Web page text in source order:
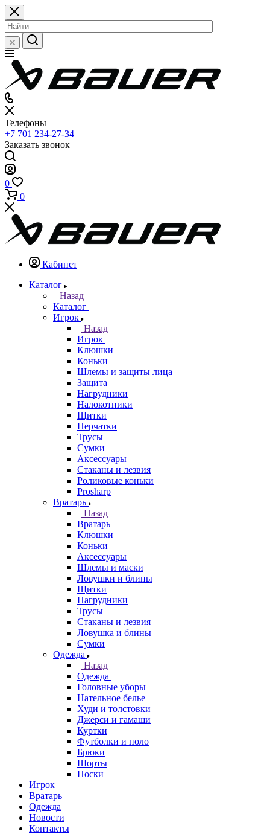
Телефоны
+7 701 234-27-34
Заказать звонок
0
0
Кабинет
Каталог
Назад
Каталог
Игрок
Назад
Игрок
Клюшки
Коньки
Шлемы и защиты лица
Защита
Нагрудники
Налокотники
Щитки
Перчатки
Трусы
Сумки
Аксессуары
Стаканы и лезвия
Роликовые коньки
Prosharp
Вратарь
Назад
Вратарь
Клюшки
Коньки
Аксессуары
Шлемы и маски
Ловушки и блины
Щитки
Нагрудники
Трусы
Стаканы и лезвия
Ловушка и блины
Сумки
Одежда
Назад
Одежда
Головные уборы
Нательное белье
Худи и толстовки
Джерси и гамаши
Куртки
Футболки и поло
Брюки
Шорты
Носки
Игрок
Вратарь
Одежда
Новости
Контакты